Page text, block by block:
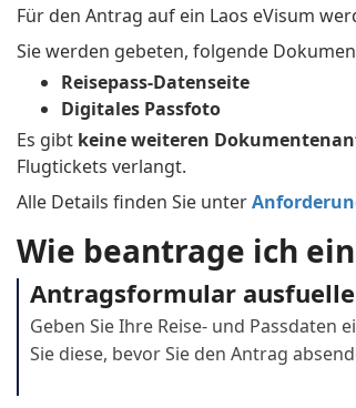
Togo
Tuvalu
Vanuatu
Für den Antrag auf ein Laos eVisum
Sie werden gebeten, folgende
Reisepass-Datenseite
Digitales Passfoto
Es gibt keine weiteren
Flugtickets verlangt.
Alle Details finden Sie unter
Wie beantrage ich
Antragsformular
Geben Sie Ihre Reise- und Passdaten
Sie diese, bevor Sie den Antrag